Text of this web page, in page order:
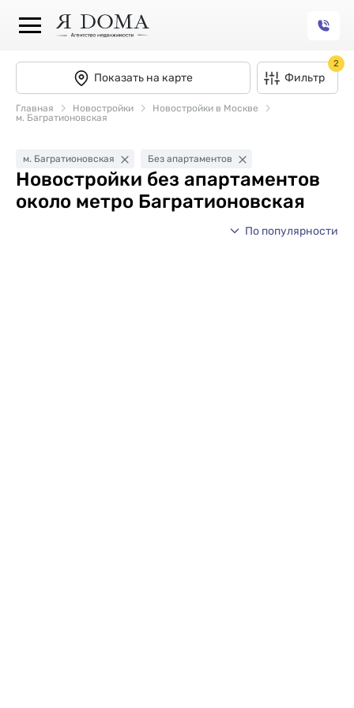
Показать на карте Фильтр
2
Главная Новостройки
Новостройки в Москве
м. Багратионовская
м. Багратионовская Без апартаментов
Новостройки без апартаментов
около метро Багратионовская
По популярности